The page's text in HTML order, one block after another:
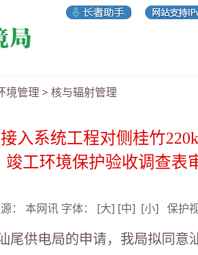
境管理 >核与辐射管理
入系统工程对侧桂竹
竣工环境保护验收调查表
： 本网讯 字体： [大] [中] [小] 保护
尾供电局的申请，我局拟同意